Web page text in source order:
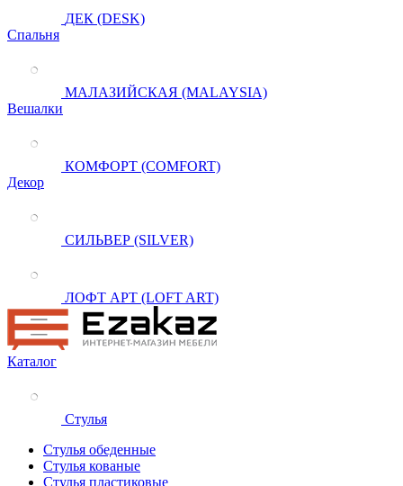
ДЕК (DESK)
Спальня
МАЛАЗИЙСКАЯ (MALAYSIA)
Вешалки
КОМФОРТ (COMFORT)
Декор
СИЛЬВЕР (SILVER)
ЛОФТ АРТ (LOFT ART)
Каталог
Стулья
Стулья обеденные
Стулья кованые
Стулья пластиковые